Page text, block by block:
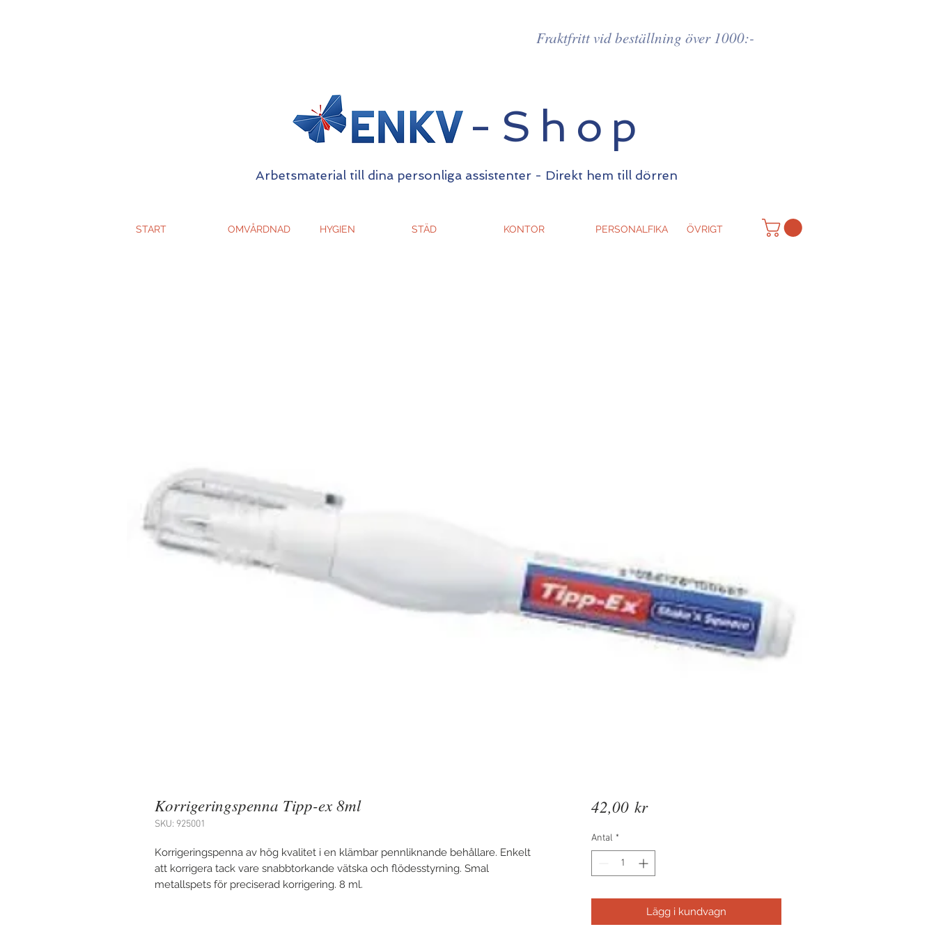
Fraktfritt vid beställning över 1000:-
-Shop
Arbetsmaterial till dina personliga assistenter - Direkt hem till dörren
START OMVÅRDNAD HYGIEN STÄD KONTOR PERSONALFIKA ÖVRIGT
Korrigeringspenna Tipp-ex 8ml
SKU: 925001
Korrigeringspenna av hög kvalitet i en klämbar pennliknande behållare. Enkelt
att korrigera tack vare snabbtorkande vätska och flödesstyrning. Smal
metallspets för preciserad korrigering. 8 ml.
42,00 krPris
Antal *
Lägg i kundvagn